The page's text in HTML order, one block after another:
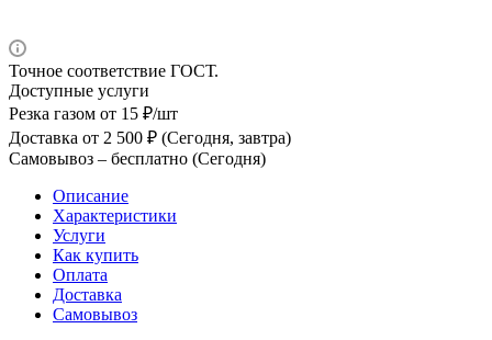
Точное соответствие ГОСТ.
Доступные услуги
Резка газом от 15 ₽/шт
Доставка от 2 500 ₽ (Сегодня, завтра)
Самовывоз – бесплатно (Сегодня)
Описание
Характеристики
Услуги
Как купить
Оплата
Доставка
Самовывоз